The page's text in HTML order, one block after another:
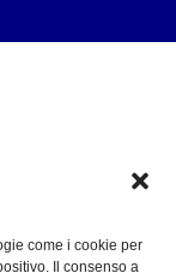
come i cookie per
Il consenso a